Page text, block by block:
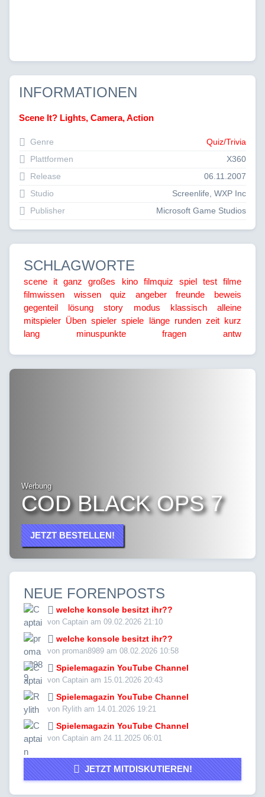
INFORMATIONEN
Scene It? Lights, Camera, Action
Genre
Quiz/Trivia
Plattformen
X360
Release
06.11.2007
Studio
Screenlife, WXP Inc
Publisher
Microsoft Game Studios
SCHLAGWORTE
scene it ganz großes kino filmquiz spiel test filme
filmwissen
wissen quiz angeber freunde
beweis
gegenteil
lösung story modus klassisch
alleine
mitspieler Üben spieler spiele länge runden zeit kurz
lang
minuspunkte fragen antw
Werbung
COD BLACK OPS 7
JETZT BESTELLEN!
NEUE FORENPOSTS
welche konsole besitzt ihr??
von Captain am 09.02.2026 21:10
welche konsole besitzt ihr??
von proman8989 am 08.02.2026 10:58
Spielemagazin YouTube Channel
von Captain am 15.01.2026 20:43
Spielemagazin YouTube Channel
von Rylith am 14.01.2026 19:21
Spielemagazin YouTube Channel
von Captain am 24.11.2025 06:01
JETZT MITDISKUTIEREN!